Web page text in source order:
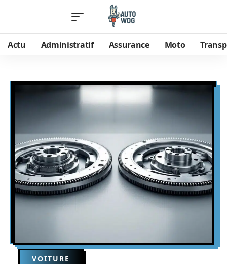
Actu Administratif Assurance Moto
VOITURE